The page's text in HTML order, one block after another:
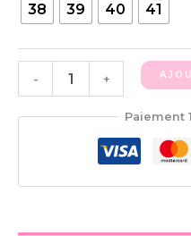
38 39 40 41
- +
Paiement